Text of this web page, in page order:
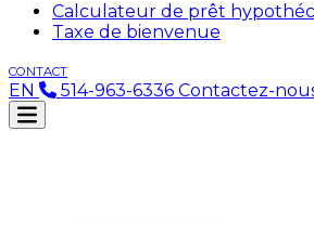
Calculateur de prêt
Taxe de bienvenue
CONTACT
EN 514-963-6336 Contactez-